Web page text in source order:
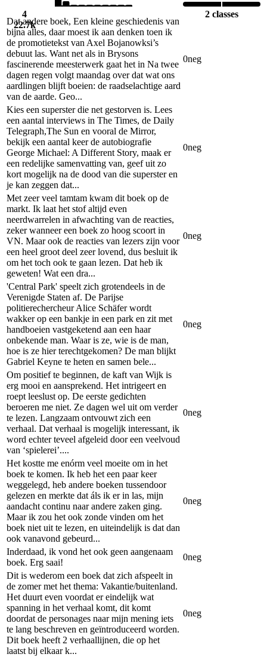
4
22.7k
2 classes
Dat andere boek, Een kleine geschiedenis van
bijna alles, daar moest ik aan denken toen ik
de promotietekst van Axel Bojanowksi’s
debuut las. Want net als in Brysons
fascinerende meesterwerk gaat het in Na twee
dagen regen volgt maandag over dat wat ons
aardlingen blijft boeien: de raadselachtige aard
van de aarde. Geo...
0neg
Kies een superster die net gestorven is. Lees
een aantal interviews in The Times, de Daily
Telegraph,The Sun en vooral de Mirror,
bekijk een aantal keer de autobiografie
George Michael: A Different Story, maak er
een redelijke samenvatting van, geef uit zo
kort mogelijk na de dood van die superster en
je kan zeggen dat...
0neg
Met zeer veel tamtam kwam dit boek op de
markt. Ik laat het stof altijd even
neerdwarrelen in afwachting van de reacties,
zeker wanneer een boek zo hoog scoort in
VN. Maar ook de reacties van lezers zijn voor
een heel groot deel zeer lovend, dus besluit ik
om het toch ook te gaan lezen. Dat heb ik
geweten! Wat een dra...
0neg
'Central Park' speelt zich grotendeels in de
Verenigde Staten af. De Parijse
politierechercheur Alice Schäfer wordt
wakker op een bankje in een park en zit met
handboeien vastgeketend aan een haar
onbekende man. Waar is ze, wie is de man,
hoe is ze hier terechtgekomen? De man blijkt
Gabriel Keyne te heten en samen bele...
0neg
Om positief te beginnen, de kaft van Wijk is
erg mooi en aansprekend. Het intrigeert en
roept leeslust op. De eerste gedichten
beroeren me niet. Ze dagen wel uit om verder
te lezen. Langzaam ontvouwt zich een
verhaal. Dat verhaal is mogelijk interessant, ik
word echter teveel afgeleid door een veelvoud
van ‘spielerei’....
0neg
Het kostte me enórm veel moeite om in het
boek te komen. Ik heb het een paar keer
weggelegd, heb andere boeken tussendoor
gelezen en merkte dat áls ik er in las, mijn
aandacht continu naar andere zaken ging.
Maar ik zou het ook zonde vinden om het
boek niet uit te lezen, en uiteindelijk is dat dan
ook vanavond gebeurd...
0neg
Inderdaad, ik vond het ook geen aangenaam
boek. Erg saai!
0neg
Dit is wederom een boek dat zich afspeelt in
de zomer met het thema: Vakantie/buitenland.
Het duurt even voordat er eindelijk wat
spanning in het verhaal komt, dit komt
doordat de personages naar mijn mening iets
te lang beschreven en geïntroduceerd worden.
Dit boek heeft 2 verhaallijnen, die op het
laatst bij elkaar k...
0neg